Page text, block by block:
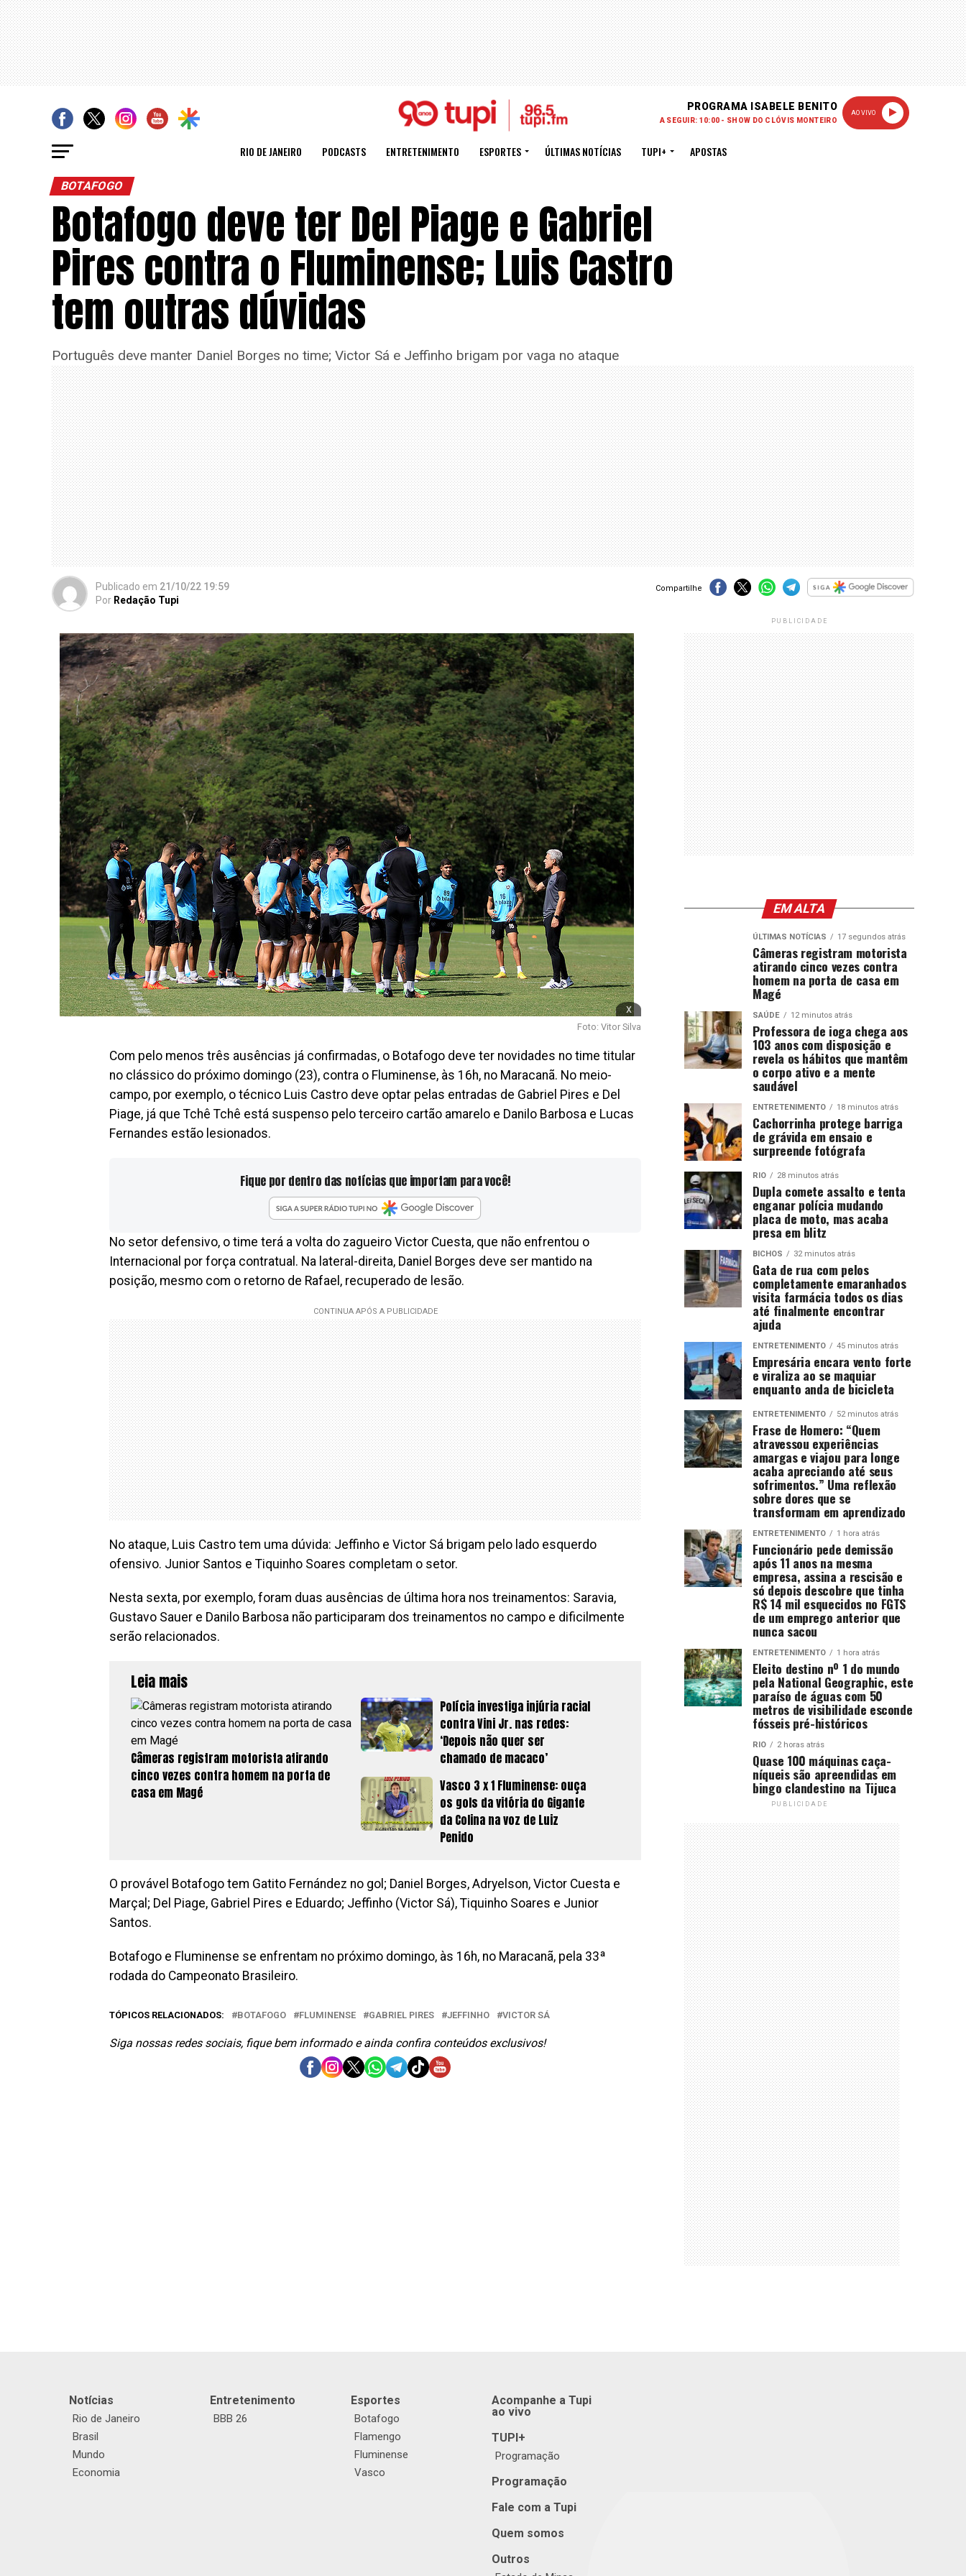
PROGRAMA ISABELE BENITO
A SEGUIR: 10:00 - SHOW DO CLÓVIS MONTEIRO
AO VIVO
RIO DE JANEIRO PODCASTS ENTRETENIMENTO ESPORTES ÚLTIMAS NOTÍCIAS TUPI+ APOSTAS
BOTAFOGO
Botafogo deve ter Del Piage e Gabriel
Pires contra o Fluminense; Luis Castro
tem outras dúvidas
Português deve manter Daniel Borges no time; Victor Sá e Jeffinho brigam por vaga no ataque
Publicado em 21/10/22 19:59
Por Redação Tupi
Compartilhe
x
Foto: Vitor Silva
Com pelo menos três ausências já confirmadas, o Botafogo deve ter novidades no time titular
no clássico do próximo domingo (23), contra o Fluminense, às 16h, no Maracanã. No meio-
campo, por exemplo, o técnico Luis Castro deve optar pelas entradas de Gabriel Pires e Del
Piage, já que Tchê Tchê está suspenso pelo terceiro cartão amarelo e Danilo Barbosa e Lucas
Fernandes estão lesionados.
Fique por dentro das notícias que importam para você!
No setor defensivo, o time terá a volta do zagueiro Victor Cuesta, que não enfrentou o
Internacional por força contratual. Na lateral-direita, Daniel Borges deve ser mantido na
posição, mesmo com o retorno de Rafael, recuperado de lesão.
No ataque, Luis Castro tem uma dúvida: Jeffinho e Victor Sá brigam pelo lado esquerdo
ofensivo. Junior Santos e Tiquinho Soares completam o setor.
Nesta sexta, por exemplo, foram duas ausências de última hora nos treinamentos: Saravia,
Gustavo Sauer e Danilo Barbosa não participaram dos treinamentos no campo e dificilmente
serão relacionados.
Leia mais
Câmeras registram motorista atirando
cinco vezes contra homem na porta de
casa em Magé
Polícia investiga injúria racial
contra Vini Jr. nas redes:
‘Depois não quer ser
chamado de macaco’
Vasco 3 x 1 Fluminense: ouça
os gols da vitória do Gigante
da Colina na voz de Luiz
Penido
O provável Botafogo tem Gatito Fernández no gol; Daniel Borges, Adryelson, Victor Cuesta e
Marçal; Del Piage, Gabriel Pires e Eduardo; Jeffinho (Victor Sá), Tiquinho Soares e Junior
Santos.
Botafogo e Fluminense se enfrentam no próximo domingo, às 16h, no Maracanã, pela 33ª
rodada do Campeonato Brasileiro.
TÓPICOS RELACIONADOS: BOTAFOGO FLUMINENSE GABRIEL PIRES JEFFINHO VICTOR SÁ
Siga nossas redes sociais, fique bem informado e ainda confira conteúdos exclusivos!
PUBLICIDADE
EM ALTA
ÚLTIMAS NOTÍCIAS 17 segundos atrás
Câmeras registram motorista
atirando cinco vezes contra
homem na porta de casa em
Magé
SAÚDE 12 minutos atrás
Professora de ioga chega aos
103 anos com disposição e
revela os hábitos que mantêm
o corpo ativo e a mente
saudável
ENTRETENIMENTO 18 minutos atrás
Cachorrinha protege barriga
de grávida em ensaio e
surpreende fotógrafa
RIO 28 minutos atrás
Dupla comete assalto e tenta
enganar polícia mudando
placa de moto, mas acaba
presa em blitz
BICHOS 32 minutos atrás
Gata de rua com pelos
completamente emaranhados
visita farmácia todos os dias
até finalmente encontrar
ajuda
ENTRETENIMENTO 45 minutos atrás
Empresária encara vento forte
e viraliza ao se maquiar
enquanto anda de bicicleta
ENTRETENIMENTO 52 minutos atrás
Frase de Homero: “Quem
atravessou experiências
amargas e viajou para longe
acaba apreciando até seus
sofrimentos.” Uma reflexão
sobre dores que se
transformam em aprendizado
ENTRETENIMENTO 1 hora atrás
Funcionário pede demissão
após 11 anos na mesma
empresa, assina a rescisão e
só depois descobre que tinha
R$ 14 mil esquecidos no FGTS
de um emprego anterior que
nunca sacou
ENTRETENIMENTO 1 hora atrás
Eleito destino nº 1 do mundo
pela National Geographic, este
paraíso de águas com 50
metros de visibilidade esconde
fósseis pré-históricos
RIO 2 horas atrás
Quase 100 máquinas caça-
níqueis são apreendidas em
bingo clandestino na Tijuca
PUBLICIDADE
Notícias
Rio de Janeiro
Brasil
Mundo
Economia
Entretenimento
BBB 26
Esportes
Botafogo
Flamengo
Fluminense
Vasco
Acompanhe a Tupi
ao vivo
TUPI+
Programação
Programação
Fale com a Tupi
Quem somos
Outros